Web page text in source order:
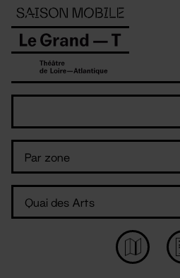
Panneau de gestion des cookies